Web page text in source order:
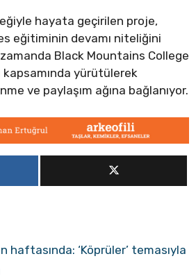
hayata geçirilen proje,
eğitiminin devamı niteliğini
Black Mountains College
yürütülerek
ve paylaşım ağına bağlanıyor.
haftasında: ‘Köprüler’ temasıyla